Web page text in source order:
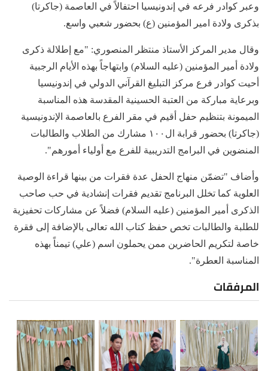
وعبر كوادر فرعه في إندونيسيا احتفالاً في العاصمة (جاكرتا)
بذكرى ولادة امير المؤمنين (ع) بحضور شعبي واسع.
وقال مدير المركز الأستاذ منتظر المنصوري: "مع إطلالة ذكرى
ولادة أمير المؤمنين (عليه السلام) وابتهاجاً بهذه الأيام الرجبية
أحيت كوادر فرع مركز التبليغ القرآني الدولي في إندونيسيا
وبرعاية مباركة من العتبة الحسينية المقدسة هذه المناسبة
الميمونة بتنظيم حفل أقيم في مقر الفرع بالعاصمة الإندونيسية
(جاكرتا) بحضور قرابة ال١٠٠ مشارك من الطلاب والطالبات
المنضوين في البرامج التدريبية للفرع مع أولياء أمورهم".
وأضاف "تضمّن منهاج الحفل عدة فقرات من بينها قراءة الوصية
العلوية كما تخلل البرنامج تقديم فقرات إنشادية في حب صاحب
الذكرى أمير المؤمنين (عليه السلام) فضلاً عن مشاركات تحفيزية
للطلبة والطالبات تخص حفظ كتاب الله تعالى بالإضافة إلى فقرة
خاصة لتكريم الحاضرين ممن يحملون اسم (علي) تيمناً بهذه
المناسبة العطرة".
المرفقات